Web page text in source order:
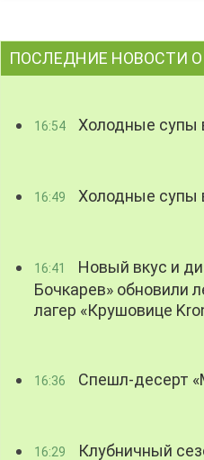
ПОСЛЕДНИЕ НОВОСТИ О
16:54 Холодные супы
16:49 Холодные супы
16:41
Новый вкус и
Бочкарев» обновили
лагер «Крушовице
16:36 Спешл-десерт
16:29 Клубничный